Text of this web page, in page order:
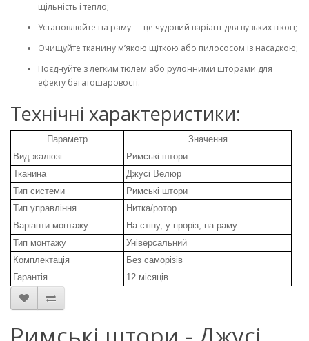
щільність і тепло;
Установлюйте на раму — це чудовий варіант для вузьких вікон;
Очищуйте тканину м’якою щіткою або пилососом із насадкою;
Поєднуйте з легким тюлем або рулонними шторами для
ефекту багатошаровості.
Технічні характеристики:
Параметр
Значення
Вид жалюзі
Римські штори
Тканина
Джусі Велюр
Тип системи
Римські штори
Тип управління
Нитка/ротор
Варіанти монтажу
На стіну, у проріз, на раму
Тип монтажу
Універсальний
Комплектація
Без саморізів
Гарантія
12 місяців